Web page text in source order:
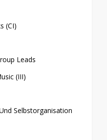
(CI)
Leads
(III)
Selbstorganisation